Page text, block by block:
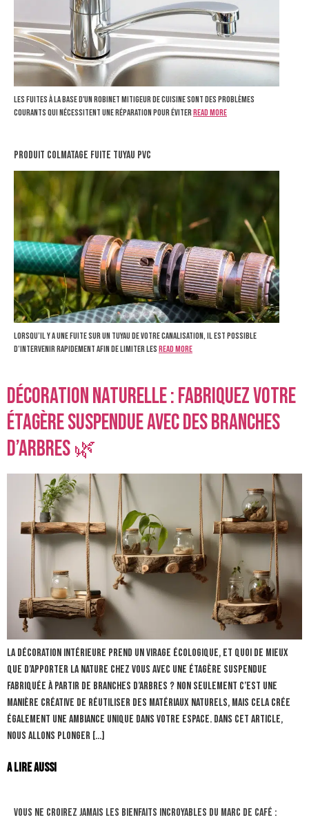
Les fuites à la base d'un robinet mitigeur de cuisine sont des problèmes
courants qui nécessitent une réparation pour éviterRead more
produit colmatage fuite tuyau pvc
Lorsqu’il y a une fuite sur un tuyau de votre canalisation, il est possible
d’intervenir rapidement afin de limiter lesRead more
Décoration naturelle : Fabriquez votre
étagère suspendue avec des branches
d’arbres 🌿
La décoration intérieure prend un virage écologique, et quoi de mieux
que d’apporter la nature chez vous avec une étagère suspendue
fabriquée à partir de branches d’arbres ? Non seulement c’est une
manière créative de réutiliser des matériaux naturels, mais cela crée
également une ambiance unique dans votre espace. Dans cet article,
nous allons plonger […]
A lire aussi
Vous ne croirez jamais les bienfaits incroyables du marc de café :